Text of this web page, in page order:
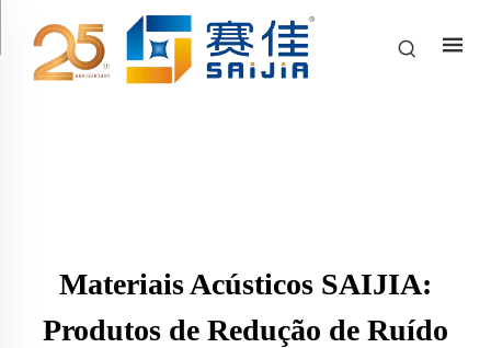
Materiais Acústicos SAIJIA:
Produtos de Redução de Ruído